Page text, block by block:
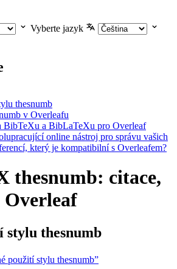
Vyberte jazyk
thesnumb
v Overleafu
BibTeXu a BibLaTeXu pro Overleaf
online nástroj pro správu vašich
který je kompatibilní s Overleafem?
thesnumb: citace,
Overleaf
stylu thesnumb
použití stylu thesnumb”